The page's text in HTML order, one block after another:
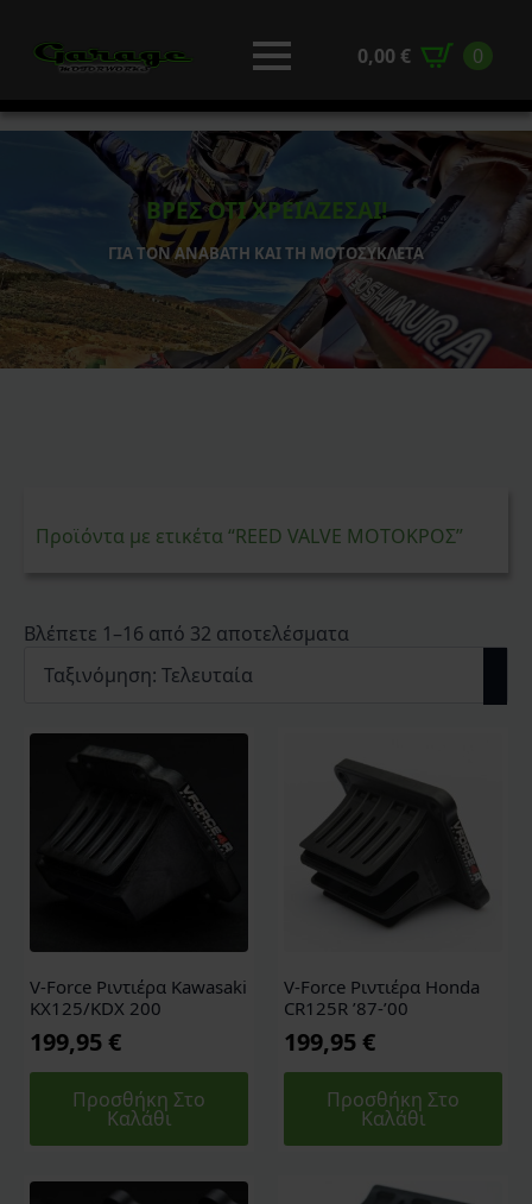
0,00 € 0
ΒΡΕΣ ΟΤΙ ΧΡΕΙΑΖΕΣΑΙ!
ΓΙΑ ΤΟΝ ΑΝΑΒΑΤΗ ΚΑΙ ΤΗ ΜΟΤΟΣΥΚΛΕΤΑ
Προϊόντα με ετικέτα “REED VALVE ΜΟΤΟΚΡΟΣ”
Βλέπετε 1–16 από 32 αποτελέσματα
V-Force Ριντιέρα Kawasaki
KX125/KDX 200
199,95 €
Προσθήκη Στο
Καλάθι
V-Force Ριντιέρα Honda
CR125R ’87-’00
199,95 €
Προσθήκη Στο
Καλάθι